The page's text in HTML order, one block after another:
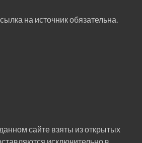
на источник обязательна.
сайте взяты из открытых